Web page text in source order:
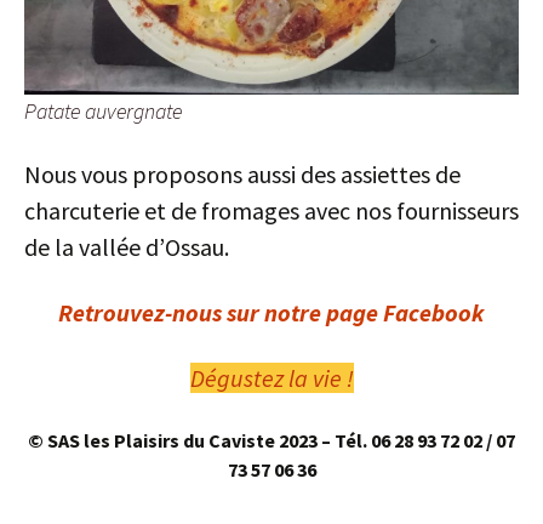
Patate auvergnate
Nous vous proposons aussi des assiettes de
charcuterie et de fromages avec nos fournisseurs
de la vallée d’Ossau.
Retrouvez-nous sur notre page Facebook
Dégustez la vie !
© SAS les Plaisirs du Caviste 2023 – Tél. 06 28 93 72 02 / 07
73 57 06 36